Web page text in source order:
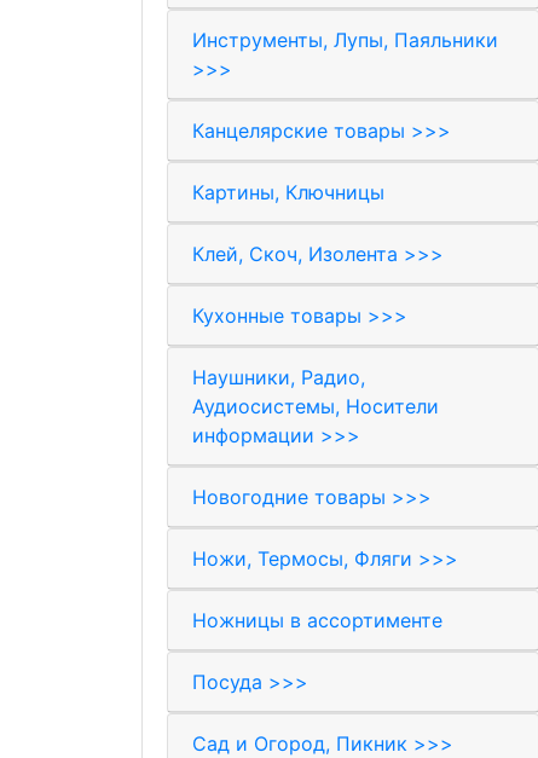
Инструменты, Лупы, Паяльники
>>>
Канцелярские товары >>>
Картины, Ключницы
Клей, Скоч, Изолента >>>
Кухонные товары >>>
Наушники, Радио,
Аудиосистемы, Носители
информации >>>
Новогодние товары >>>
Ножи, Термосы, Фляги >>>
Ножницы в ассортименте
Посуда >>>
Сад и Огород, Пикник >>>